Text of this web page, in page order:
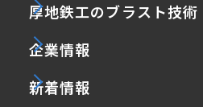
厚地鉄工のブラスト技術
企業情報
新着情報